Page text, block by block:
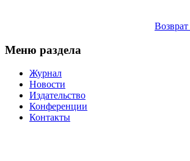
Меню раздела
Журнал
Новости
Издательство
Конференции
Контакты